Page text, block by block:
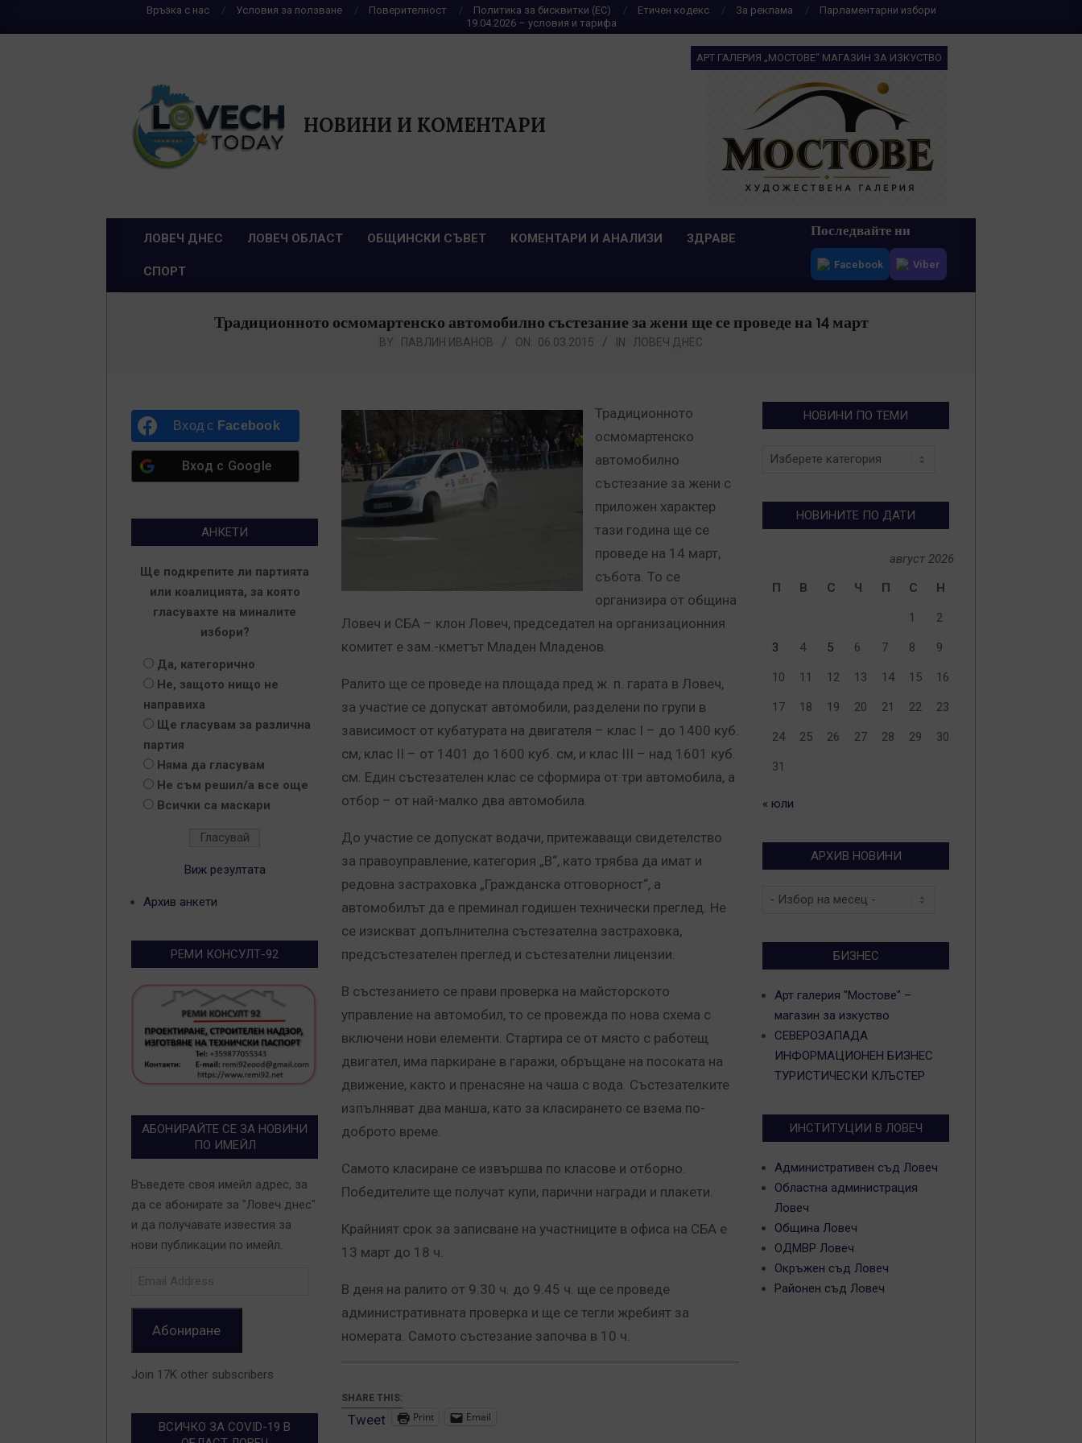
Връзка с нас Условия за ползване Поверителност Политика за бисквитки (ЕС) Етичен кодекс За реклама
Парламентарни избори
19.04.2026 – условия и тарифа
НОВИНИ И КОМЕНТАРИ
АРТ ГАЛЕРИЯ „МОСТОВЕ“ МАГАЗИН ЗА ИЗКУСТВО
Primary
ЛОВЕЧ ДНЕС ЛОВЕЧ ОБЛАСТ ОБЩИНСКИ СЪВЕТ КОМЕНТАРИ И АНАЛИЗИ ЗДРАВЕ
СПОРТ
Последвайте ни
Facebook Viber
Традиционното осмомартенско автомобилно състезание за жени ще се проведе на 14 март
BY: ПАВЛИН ИВАНОВ ON: 06.03.2015 IN: ЛОВЕЧ ДНЕС
Традиционното
осмомартенско
автомобилно
състезание за жени с
приложен характер
тази година ще се
проведе на 14 март,
събота. То се
организира от община
Ловеч и СБА – клон Ловеч, председател на организационния
комитет е зам.-кметът Младен Младенов.
Ралито ще се проведе на площада пред ж. п. гарата в Ловеч,
за участие се допускат автомобили, разделени по групи в
зависимост от кубатурата на двигателя – клас I – до 1400 куб.
см, клас II – от 1401 до 1600 куб. см, и клас III – над 1601 куб.
см. Един състезателен клас се сформира от три автомобила, а
отбор – от най-малко два автомобила.
До участие се допускат водачи, притежаващи свидетелство
за правоуправление, категория „В“, като трябва да имат и
редовна застраховка „Гражданска отговорност“, а
автомобилът да е преминал годишен технически преглед. Не
се изискват допълнителна състезателна застраховка,
предсъстезателен преглед и състезателни лицензии.
В състезанието се прави проверка на майсторското
управление на автомобил, то се провежда по нова схема с
включени нови елементи. Стартира се от място с работещ
двигател, има паркиране в гаражи, обръщане на посоката на
движение, както и пренасяне на чаша с вода. Състезателките
изпълняват два манша, като за класирането се взема по-
доброто време.
Самото класиране се извършва по класове и отборно.
Победителите ще получат купи, парични награди и плакети.
Крайният срок за записване на участниците в офиса на СБА е
13 март до 18 ч.
В деня на ралито от 9.30 ч. до 9.45 ч. ще се проведе
административната проверка и ще се тегли жребият за
номерата. Самото състезание започва в 10 ч.
SHARE THIS:
Tweet Print Email
Вход с Facebook
Вход с Google
АНКЕТИ
Ще подкрепите ли партията
или коалицията, за която
гласувахте на миналите
избори?
Да, категорично
Не, защото нищо не
направиха
Ще гласувам за различна
партия
Няма да гласувам
Не съм решил/а все още
Всички са маскари
Виж резултата
Архив анкети
РЕМИ КОНСУЛТ-92
АБОНИРАЙТЕ СЕ ЗА НОВИНИ
ПО ИМЕЙЛ
Въведете своя имейл адрес, за
да се абонирате за "Ловеч днес"
и да получавате известия за
нови публикации по имейл.
Абониране
Join 17K other subscribers
ВСИЧКО ЗА COVID-19 В
НОВИНИ ПО ТЕМИ
Новини
НОВИНИТЕ ПО ДАТИ
август 2026
П
В С Ч П С Н
1 2
3 4 5 6 7 8 9
10 11 12 13 14 15 16
17 18 19 20 21 22 23
24 25 26 27 28 29 30
31
« юли
АРХИВ НОВИНИ
Архив
БИЗНЕС
Арт галерия "Мостове" –
магазин за изкуство
СЕВЕРОЗАПАДА
ИНФОРМАЦИОНЕН БИЗНЕС
ТУРИСТИЧЕСКИ КЛЪСТЕР
ИНСТИТУЦИИ В ЛОВЕЧ
Административен съд Ловеч
Областна администрация
Ловеч
Община Ловеч
ОДМВР Ловеч
Окръжен съд Ловеч
Районен съд Ловеч